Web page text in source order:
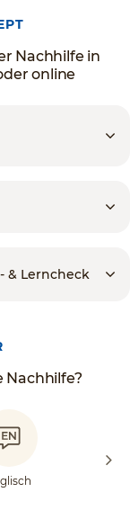
Nachhilfe in
online
& Lerncheck
Nachhilfe?